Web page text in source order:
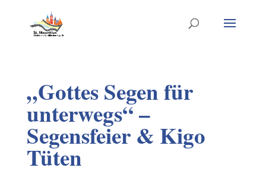
„Gottes Segen für
unterwegs“ –
Segensfeier & Kigo
Tüten